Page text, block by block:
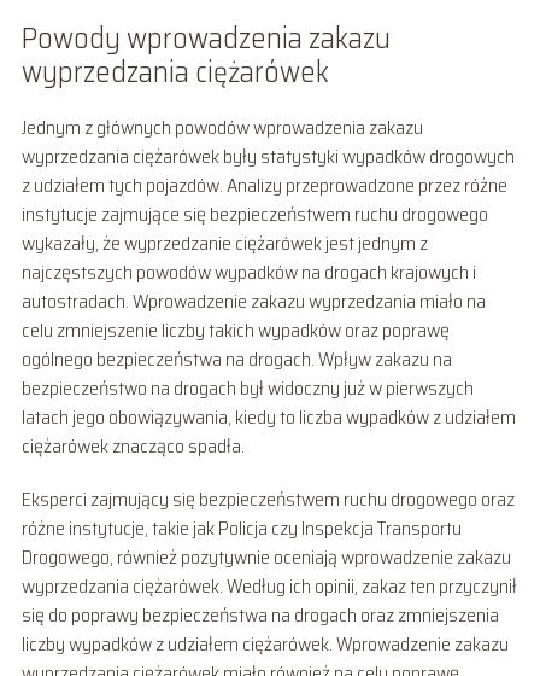
Powody wprowadzenia zakazu
wyprzedzania ciężarówek
Jednym z głównych powodów wprowadzenia zakazu
wyprzedzania ciężarówek były statystyki wypadków drogowych
z udziałem tych pojazdów. Analizy przeprowadzone przez różne
instytucje zajmujące się bezpieczeństwem ruchu drogowego
wykazały, że wyprzedzanie ciężarówek jest jednym z
najczęstszych powodów wypadków na drogach krajowych i
autostradach. Wprowadzenie zakazu wyprzedzania miało na
celu zmniejszenie liczby takich wypadków oraz poprawę
ogólnego bezpieczeństwa na drogach. Wpływ zakazu na
bezpieczeństwo na drogach był widoczny już w pierwszych
latach jego obowiązywania, kiedy to liczba wypadków z udziałem
ciężarówek znacząco spadła.
Eksperci zajmujący się bezpieczeństwem ruchu drogowego oraz
różne instytucje, takie jak Policja czy Inspekcja Transportu
Drogowego, również pozytywnie oceniają wprowadzenie zakazu
wyprzedzania ciężarówek. Według ich opinii, zakaz ten przyczynił
się do poprawy bezpieczeństwa na drogach oraz zmniejszenia
liczby wypadków z udziałem ciężarówek. Wprowadzenie zakazu